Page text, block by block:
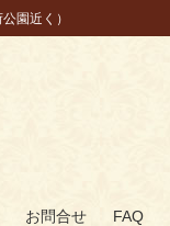
園近く）
お問合せ FAQ